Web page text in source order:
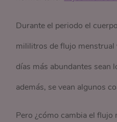
Durante el periodo el
mililitros de flujo menstrual
días más abundantes sean
además, se vean algunos
Pero ¿cómo cambia el flujo